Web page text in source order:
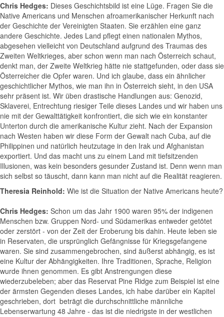
Chris Hedges: Dieses Geschichtsbild ist eine Lüge. Fragen Sie die
Native Americans und Menschen afroamerikanischer Herkunft nach
der Geschichte der Vereinigten Staaten. Sie erzählen eine ganz
andere Geschichte. Jedes Land pflegt einen nationalen Mythos,
abgesehen vielleicht von Deutschland aufgrund des Traumas des
Zweiten Weltkrieges, aber schon wenn man nach Österreich schaut,
denkt man, der Zweite Weltkrieg hätte nie stattgefunden, oder dass sie
Österreicher die Opfer waren. Und ich glaube, dass ein ähnlicher
geschichtlicher Mythos, wie man ihn in Österreich sieht, in den USA
sehr präsent ist. Wir üben drastische Handlungen aus: Genozid,
Sklaverei, Entrechtung riesiger Teile dieses Landes und wir haben uns
nie mit der Gewalttätigkeit konfrontiert, die sich wie ein konstanter
Unterton durch die amerikanische Kultur zieht. Nach der Expansion
nach Westen haben wir diese Form der Gewalt nach Cuba, auf die
Philippinen und natürlich heutzutage in den Irak und Afghanistan
exportiert. Und das macht uns zu einem Land mit tiefsitzenden
Illusionen, was kein besonders gesunder Zustand ist. Denn wenn man
sich selbst so täuscht, dann kann man nicht auf die Realität reagieren.
Theresia Reinhold: Wie ist die Situation der Native Americans heute?
Chris Hedges: Schon um das Jahr 1900 waren 95% der indigenen
Menschen bzw. Gruppen Nord- und Südamerikas entweder getötet
oder zerstört - von der Zeit der Eroberung bis dahin. Heute leben sie
in Reservaten, die ursprünglich Gefängnisse für Kriegsgefangene
waren. Sie sind zusammengebrochen, sind äußerst abhängig, es ist
eine Kultur der Abhängigkeiten. Ihre Traditionen, Sprache, Religion
wurde ihnen genommen. Es gibt Anstrengungen diese
wiederzubeleben; aber das Reservat Pine Ridge zum Beispiel ist eine
der ärmsten Gegenden dieses Landes, ich habe darüber ein Kapitel
geschrieben, dort beträgt die durchschnittliche männliche
Lebenserwartung 48 Jahre - das ist die niedrigste in der westlichen